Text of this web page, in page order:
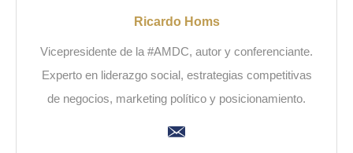
Ricardo Homs
Vicepresidente de la #AMDC, autor y conferenciante.
Experto en liderazgo social, estrategias competitivas
de negocios, marketing político y posicionamiento.